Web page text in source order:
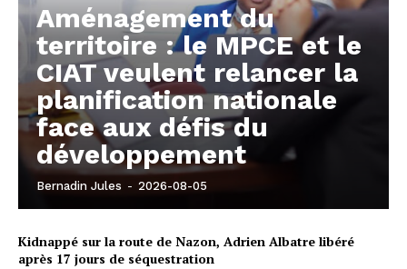
Aménagement du
territoire : le MPCE et le
CIAT veulent relancer la
planification nationale
face aux défis du
développement
Bernadin Jules - 2026-08-05
Kidnappé sur la route de Nazon, Adrien Albatre libéré
après 17 jours de séquestration